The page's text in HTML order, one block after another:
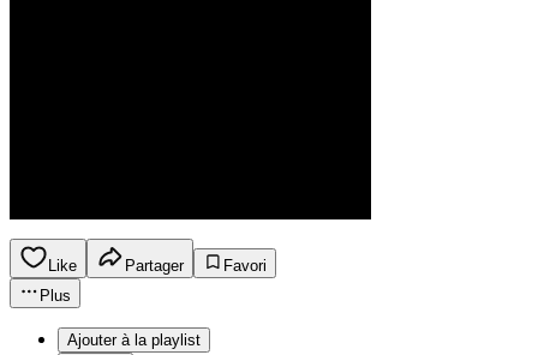
Like Partager
Favori
Plus
Ajouter à la playlist